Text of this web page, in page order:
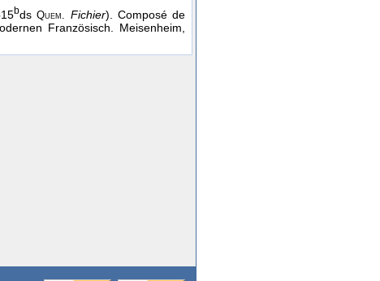
bdsQuem. Fichier). Composé de
Französisch. Meisenheim,